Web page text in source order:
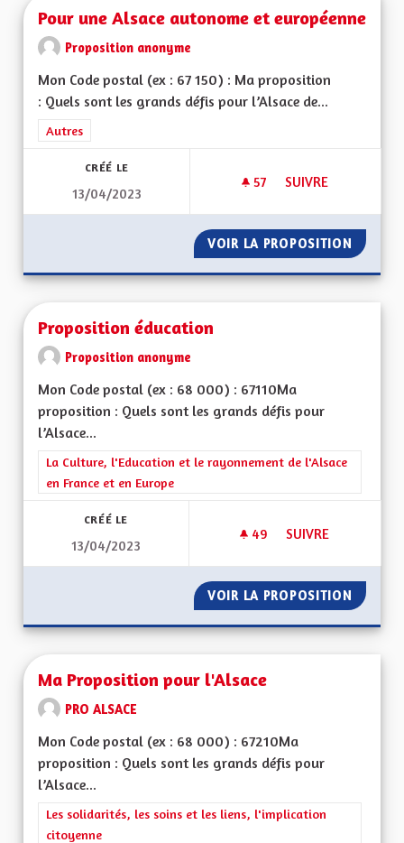
Pour une Alsace autonome et européenne
Proposition anonyme
Mon Code postal (ex : 67 150) : Ma proposition
: Quels sont les grands défis pour l’Alsace de...
Filtrer les résultats de la catégorie : Autres
Autres
CRÉÉ LE
13/04/2023
57 57 ABONNÉS
SUIVRE
VOIR LA PROPOSITION POUR
Proposition éducation
Proposition anonyme
Mon Code postal (ex : 68 000) : 67110Ma
proposition : Quels sont les grands défis pour
l’Alsace...
Filtrer les résultats de la catégorie : La Culture, l'Education et
La Culture, l'Education et le rayonnement de l'Alsace
en France et en Europe
CRÉÉ LE
13/04/2023
49 49 ABONNÉS
SUIVRE
VOIR LA PROPOSITION
Ma Proposition pour l'Alsace
PRO ALSACE
Mon Code postal (ex : 68 000) : 67210Ma
proposition : Quels sont les grands défis pour
l’Alsace...
Filtrer les résultats de la catégorie : Les solidarités, les soins
Les solidarités, les soins et les liens, l'implication
citoyenne